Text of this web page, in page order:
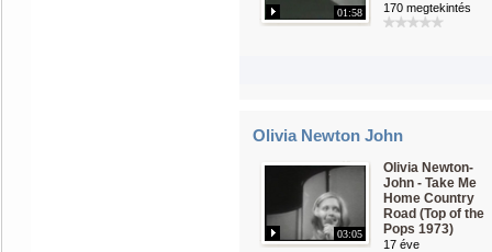
01:58
170 megtekintés
Olivia Newton John
03:05
Olivia Newton-
John - Take Me
Home Country
Road (Top of the
Pops 1973)
17 éve